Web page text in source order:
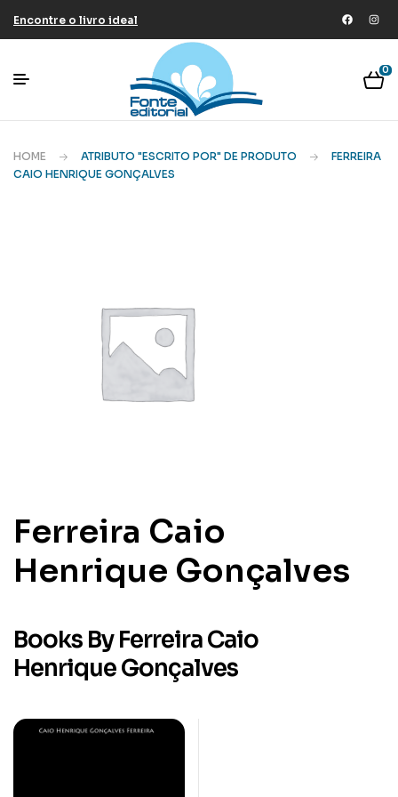
Encontre o livro ideal
0
HOME ATRIBUTO "ESCRITO POR" DE PRODUTO
FERREIRA
CAIO HENRIQUE GONÇALVES
Ferreira Caio
Henrique Gonçalves
Books By Ferreira Caio
Henrique Gonçalves